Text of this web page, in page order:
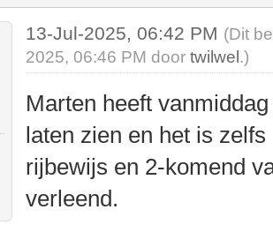
13-Jul-2025, 06:42 PM (Dit
2025, 06:46 PM doortwilwel .)
Marten heeft
laten zien en het is
rijbewijs en 2-komend
verleend.